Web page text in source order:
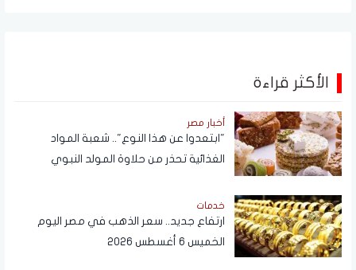
الأكثر قراءة
أخبار مصر
"ابتعدوا عن هذا النوع".. شعبة المواد
الغذائية تحذر من حلاوة المولد النبوي
خدمات
ارتفاع جديد.. سعر الذهب في مصر اليوم
الخميس 6 أغسطس 2026